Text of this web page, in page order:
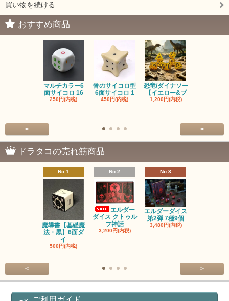
買い物を続ける
おすすめ商品
マルチカラー6
面サイコロ 16
250円(内税)
骨のサイコロ型
6面サイコロ 1
450円(内税)
恐竜/ダイナソー
【イエロー&ブ
1,200円(内税)
< >
ドラタコの売れ筋商品
No.1
魔導書【基礎魔
法・黒】6面ダ
イ
500円(内税)
No.2
エルダー
ダイス クトゥル
フ神話
3,200円(内税)
No.3
エルダーダイス
第2弾 7種9個
3,480円(内税)
< >